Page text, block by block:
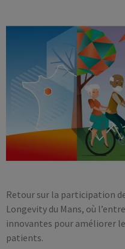
Retour sur la participation
Longevity du Mans, où
innovantes pour améliorer
patients.